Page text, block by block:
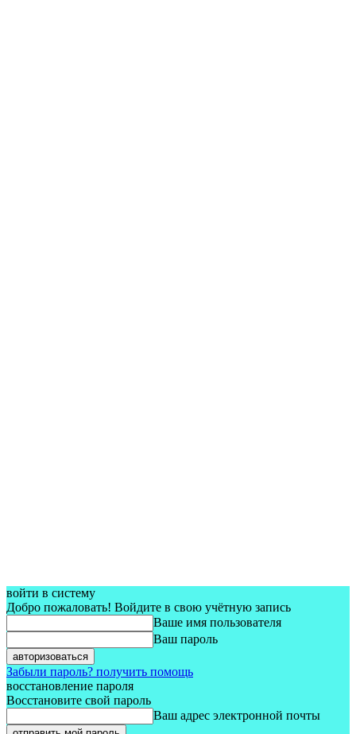
войти в систему
Добро пожаловать! Войдите в свою учётную запись
Ваше имя пользователя
Ваш пароль
Забыли пароль? получить помощь
восстановление пароля
Восстановите свой пароль
Ваш адрес электронной почты